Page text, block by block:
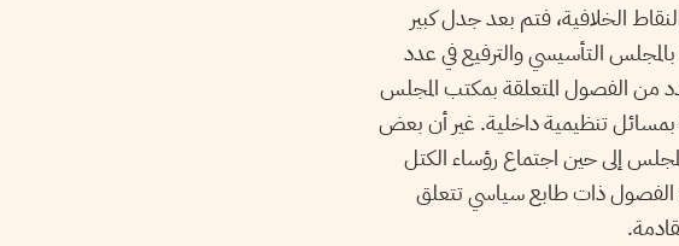
الخلافية، فتم بعد جدل كبير
يكون الحد الأدنى لتشكيل كتلة نيابية 7 نواب بدل 9 نواب بالمجلس التأسيسي والترفيع في عدد
على عدد من الفصول المتعلقة بمكتب المجلس
بمسائل تنظيمية داخلية. غير أن بعض
إلى حين اجتماع رؤساء الكتل
الفصول ذات طابع سياسي تتعلق